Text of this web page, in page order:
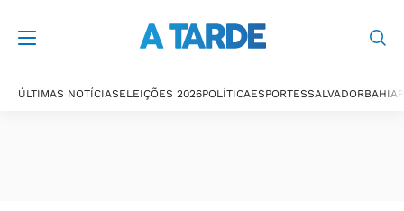
ÚLTIMAS NOTÍCIASELEIÇÕES 2026POLÍTICAESPORTESSALVADORBAHIA